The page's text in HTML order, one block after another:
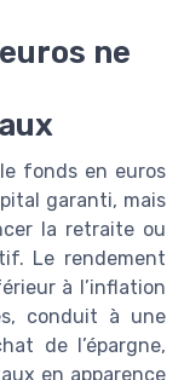
ne
fonds en euros
garanti, mais
la retraite ou
Le rendement
à l’inflation
conduit à une
de l’épargne,
en apparence